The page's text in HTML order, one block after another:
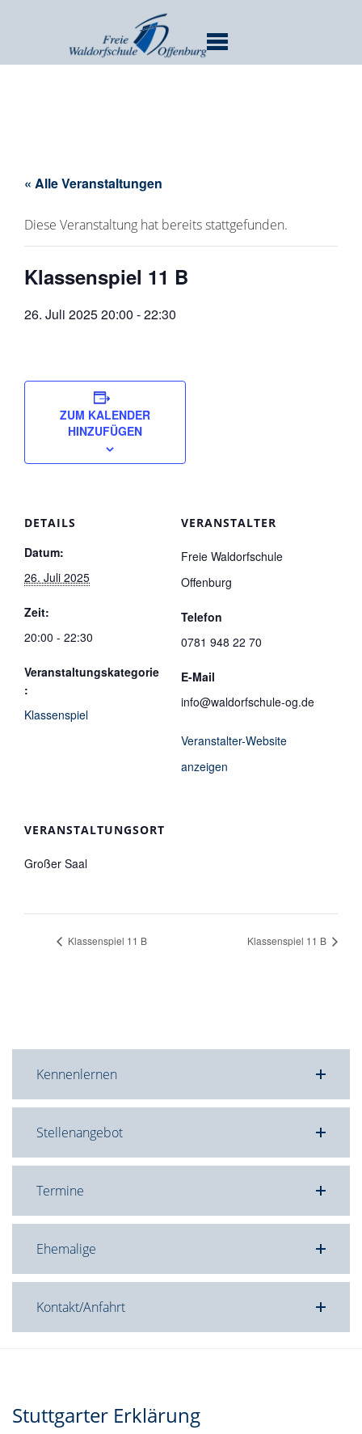
« Alle Veranstaltungen
Diese Veranstaltung hat bereits stattgefunden.
Klassenspiel 11 B
26. Juli 2025 20:00 -22:30
ZUM KALENDER
HINZUFÜGEN
DETAILS
Datum:
26. Juli 2025
Zeit:
20:00 - 22:30
Veranstaltungskategorie
:
Klassenspiel
VERANSTALTER
Freie Waldorfschule
Offenburg
Telefon
0781 948 22 70
E-Mail
info@waldorfschule-og.de
Veranstalter-Website
anzeigen
VERANSTALTUNGSORT
Großer Saal
Klassenspiel 11 B Klassenspiel 11 B
Kennenlernen
Stellenangebot
Termine
Ehemalige
Kontakt/Anfahrt
Stuttgarter Erklärung